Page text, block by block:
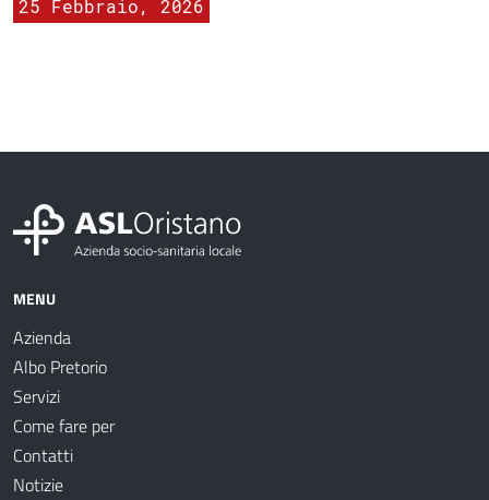
25 Febbraio, 2026
MENU
Azienda
Albo Pretorio
Servizi
Come fare per
Contatti
Notizie